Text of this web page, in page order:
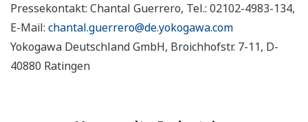
Pressekontakt: Chantal Guerrero, Tel.: 02102-4983-134,
E-Mail: chantal.guerrero@de.yokogawa.com
Yokogawa Deutschland GmbH, Broichhofstr. 7-11, D-
40880 Ratingen